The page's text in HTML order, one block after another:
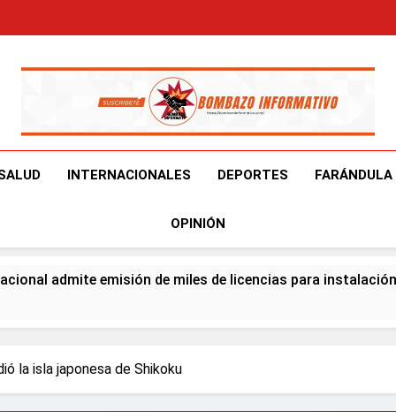
Bombazo
INTERNACIONALES DEPORTES FARÁNDULA
OPINIÓN
admite emisión de miles de licencias para
becas internacionales para cursar programas de
la isla japonesa de Shikoku